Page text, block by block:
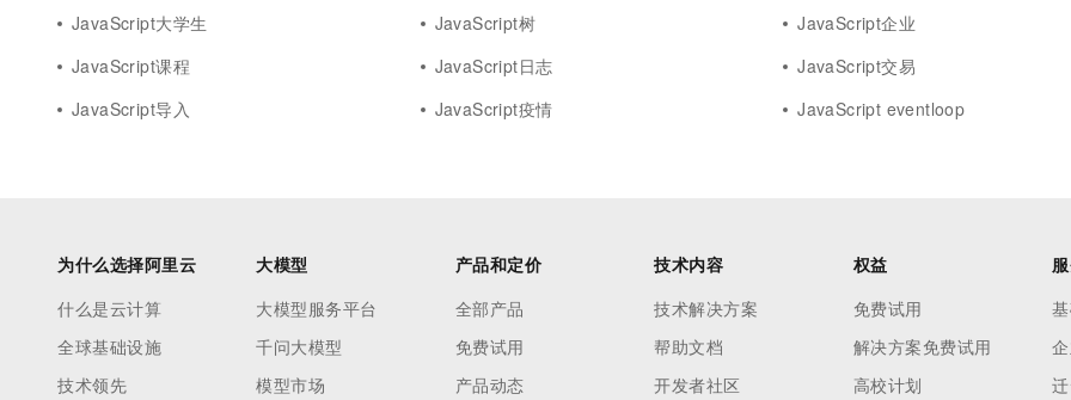
JavaScript大学生
JavaScript树
JavaScript企业
JavaScript课程
JavaScript日志
JavaScript交易
JavaScript导入
JavaScript疫情 JavaScript eventloop
为什么选择阿里云
什么是云计算
全球基础设施
技术领先
大模型
大模型服务平台
千问大模型
模型市场
产品和定价
全部产品
免费试用
产品动态
技术内容
技术解决方案
帮助文档
开发者社区
权益
免费试用
解决方案免费试用
高校计划